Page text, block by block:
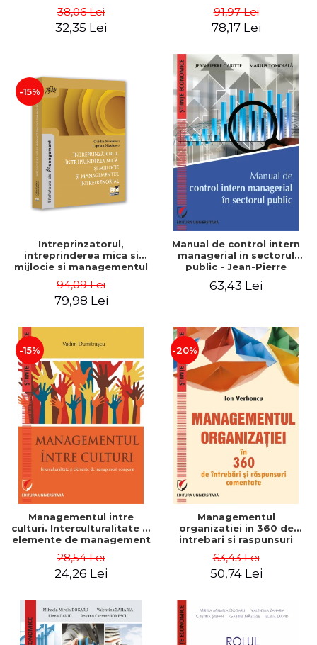
38,06 Lei
32,35 Lei
91,97 Lei
78,17 Lei
-15%
Intreprinzatorul,
intreprinderea mica si
mijlocie si managementul
Nicolescu, Ciprian
Nicolescu
94,09 Lei
79,98 Lei
Manual de control intern
managerial in sectorul
public - Jean-Pierre
63,43 Lei
-15%
Managementul intre
culturi. Interculturalitate si
elemente de management
Dumitrascu
28,54 Lei
24,26 Lei
-20%
Managementul
organizatiei in 360 de
intrebari si raspunsuri
63,43 Lei
50,74 Lei